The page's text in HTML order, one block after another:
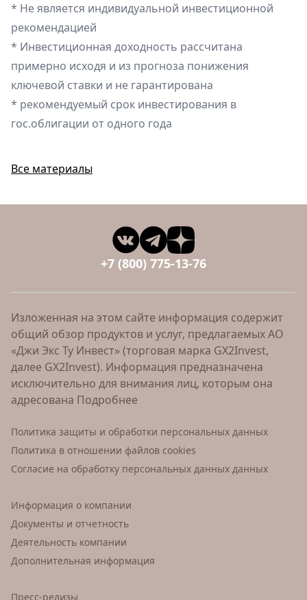
* Не является индивидуальной инвестиционной
рекомендацией
* Инвестиционная доходность рассчитана
примерно исходя и из прогноза понижения
ключевой ставки и не гарантирована
* рекомендуемый срок инвестирования в
гос.облигации от одного года
Все материалы
+7 (800) 775-13-76
Изложенная на этом сайте информация содержит
общий обзор продуктов и услуг, предлагаемых АО
«Джи Экс Ту Инвест» (торговая марка GX2Invest,
далее GX2Invest). Информация предназначена
исключительно для внимания лиц, которым она
адресована Подробнее
Политика защиты и обработки персональных данных
Политика в отношении файлов cookies
Согласие на обработку персональных данных данных
Информация о компании
Документы и отчетность
Деятельность компании
Дополнительная информация
Пресс-релизы